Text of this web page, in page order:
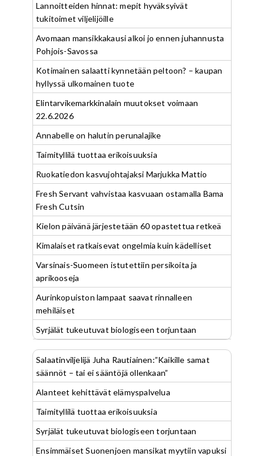
Lannoitteiden hinnat: mepit hyväksyivät
tukitoimet viljelijöille
Avomaan mansikkakausi alkoi jo ennen juhannusta
Pohjois-Savossa
Kotimainen salaatti kynnetään peltoon? – kaupan
hyllyssä ulkomainen tuote
Elintarvikemarkkinalain muutokset voimaan
22.6.2026
Annabelle on halutin perunalajike
Taimityllilä tuottaa erikoisuuksia
Ruokatiedon kasvujohtajaksi Marjukka Mattio
Fresh Servant vahvistaa kasvuaan ostamalla Bama
Fresh Cutsin
Kielon päivänä järjestetään 60 opastettua retkeä
Kimalaiset ratkaisevat ongelmia kuin kädelliset
Varsinais-Suomeen istutettiin persikoita ja
aprikooseja
Aurinkopuiston lampaat saavat rinnalleen
mehiläiset
Syrjälät tukeutuvat biologiseen torjuntaan
Salaatinviljelijä Juha Rautiainen:”Kaikille samat
säännöt – tai ei sääntöjä ollenkaan”
Alanteet kehittävät elämyspalvelua
Taimityllilä tuottaa erikoisuuksia
Syrjälät tukeutuvat biologiseen torjuntaan
Ensimmäiset Suonenjoen mansikat myytiin vapuksi